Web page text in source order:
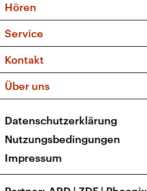
Sendungen und
Musikliste
Kakadu – Das
Hören
Frequenzen (UKW +
Service
FAQ
Apps
Newsletter
Veranstaltungen
Kontakt
Social Media
Über uns
Presse
Karriere
Transparenz
Datenschutzerklärung
Nutzungsbedingungen
Impressum